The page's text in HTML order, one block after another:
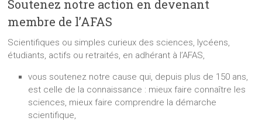
Soutenez notre action en devenant
membre de l’AFAS
Scientifiques ou simples curieux des sciences, lycéens,
étudiants, actifs ou retraités, en adhérant à l’AFAS,
vous soutenez notre cause qui, depuis plus de 150 ans,
est celle de la connaissance : mieux faire connaître les
sciences, mieux faire comprendre la démarche
scientifique,